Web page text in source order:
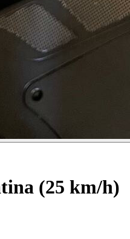
(25 km/h)